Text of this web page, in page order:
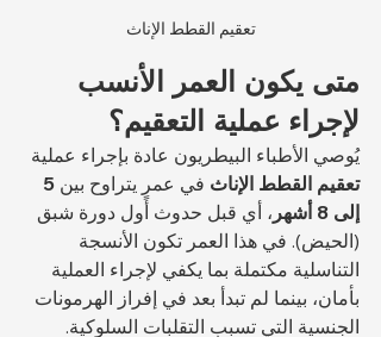
تعقيم القطط الإناث
متى يكون العمر الأنسب
لإجراء عملية التعقيم؟
يُوصي الأطباء البيطريون عادة بإجراء عملية
تعقيم القطط الإناث في عمرٍ يتراوح بين
إلى 8 أشهر
، أي قبل حدوث أول دورة شبق
(الحيض). في هذا العمر تكون الأنسجة
التناسلية مكتملة بما يكفي لإجراء العملية
بأمان، بينما لم تبدأ بعد في إفراز الهرمونات
الجنسية التي تسبب التقلبات السلوكية.